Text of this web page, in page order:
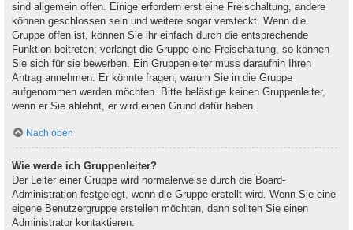
sind allgemein offen. Einige erfordern erst eine Freischaltung, andere
können geschlossen sein und weitere sogar versteckt. Wenn die
Gruppe offen ist, können Sie ihr einfach durch die entsprechende
Funktion beitreten; verlangt die Gruppe eine Freischaltung, so können
Sie sich für sie bewerben. Ein Gruppenleiter muss daraufhin Ihren
Antrag annehmen. Er könnte fragen, warum Sie in die Gruppe
aufgenommen werden möchten. Bitte belästige keinen Gruppenleiter,
wenn er Sie ablehnt, er wird einen Grund dafür haben.
Nach oben
Wie werde ich Gruppenleiter?
Der Leiter einer Gruppe wird normalerweise durch die Board-
Administration festgelegt, wenn die Gruppe erstellt wird. Wenn Sie eine
eigene Benutzergruppe erstellen möchten, dann sollten Sie einen
Administrator kontaktieren.